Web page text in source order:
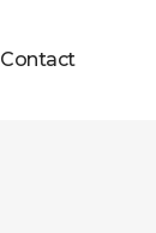
Contact